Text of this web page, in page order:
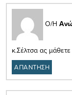
Ο/Η
κ.Σέλτσα ας
ΑΠΑΝΤΗΣΗ